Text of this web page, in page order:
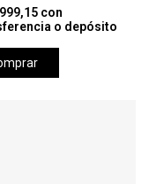
con
o depósito